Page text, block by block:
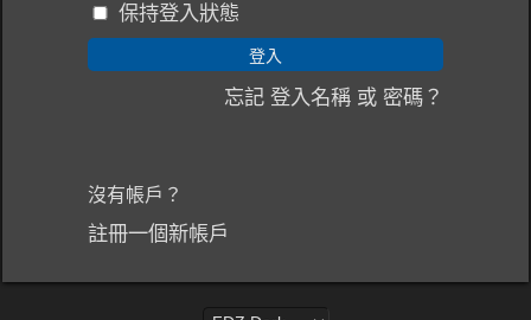
保持登入狀態
忘記 登入名稱 或 密碼？
沒有帳戶？
註冊一個新帳戶